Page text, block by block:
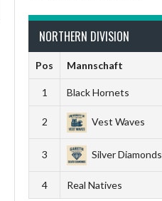
NORTHERN DIVISION
Pos Mannschaft
1 Black Hornets
2 Vest Waves
3 Silver Diamonds
4 Real Natives